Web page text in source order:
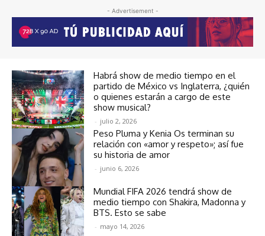
- Advertisement -
Habrá show de medio tiempo en el
partido de México vs Inglaterra, ¿quién
o quienes estarán a cargo de este
show musical?
- julio 2, 2026
Peso Pluma y Kenia Os terminan su
relación con «amor y respeto»; así fue
su historia de amor
- junio 6, 2026
Mundial FIFA 2026 tendrá show de
medio tiempo con Shakira, Madonna y
BTS. Esto se sabe
- mayo 14, 2026